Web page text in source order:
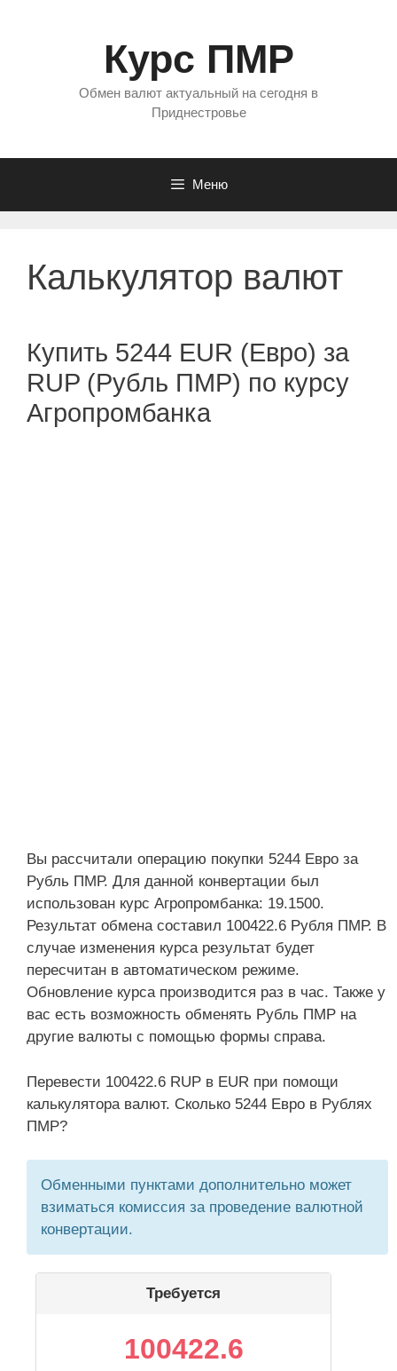
Курс ПМР
Обмен валют актуальный на сегодня в
Приднестровье
Меню
Калькулятор валют
Купить 5244 EUR (Евро) за
RUP (Рубль ПМР) по курсу
Агропромбанка
Вы рассчитали операцию покупки 5244 Евро за
Рубль ПМР. Для данной конвертации был
использован курс Агропромбанка: 19.1500.
Результат обмена составил 100422.6 Рубля ПМР. В
случае изменения курса результат будет
пересчитан в автоматическом режиме.
Обновление курса производится раз в час. Также у
вас есть возможность обменять Рубль ПМР на
другие валюты с помощью формы справа.
Перевести 100422.6 RUP в EUR при помощи
калькулятора валют. Сколько 5244 Евро в Рублях
ПМР?
Обменными пунктами дополнительно может
взиматься комиссия за проведение валютной
конвертации.
Требуется
100422.6